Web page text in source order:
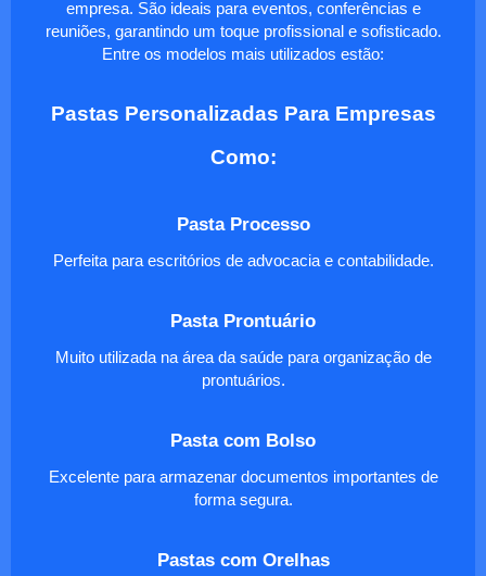
empresa. São ideais para eventos, conferências e
reuniões, garantindo um toque profissional e sofisticado.
Entre os modelos mais utilizados estão:
Pastas Personalizadas Para Empresas
Como:
Pasta Processo
Perfeita para escritórios de advocacia e contabilidade.
Pasta Prontuário
Muito utilizada na área da saúde para organização de
prontuários.
Pasta com Bolso
Excelente para armazenar documentos importantes de
forma segura.
Pastas com Orelhas